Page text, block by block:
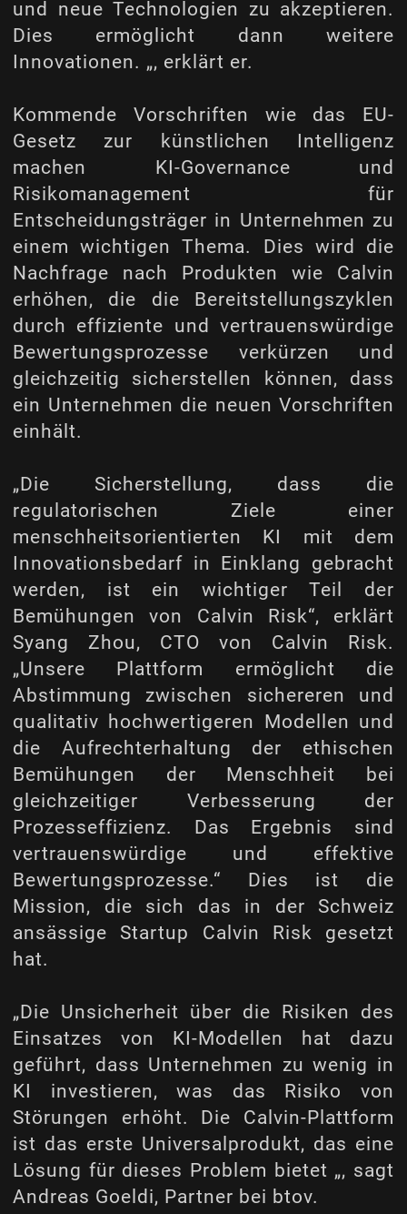
und neue Technologien zu akzeptieren.
Dies ermöglicht dann weitere
Innovationen. „, erklärt er.
Kommende Vorschriften wie das EU-
Gesetz zur künstlichen Intelligenz
machen KI-Governance und
Risikomanagement für
Entscheidungsträger in Unternehmen zu
einem wichtigen Thema. Dies wird die
Nachfrage nach Produkten wie Calvin
erhöhen, die die Bereitstellungszyklen
durch effiziente und vertrauenswürdige
Bewertungsprozesse verkürzen und
gleichzeitig sicherstellen können, dass
ein Unternehmen die neuen Vorschriften
einhält.
„Die Sicherstellung, dass die
regulatorischen Ziele einer
menschheitsorientierten KI mit dem
Innovationsbedarf in Einklang gebracht
werden, ist ein wichtiger Teil der
Bemühungen von Calvin Risk“, erklärt
Syang Zhou, CTO von Calvin Risk.
„Unsere Plattform ermöglicht die
Abstimmung zwischen sichereren und
qualitativ hochwertigeren Modellen und
die Aufrechterhaltung der ethischen
Bemühungen der Menschheit bei
gleichzeitiger Verbesserung der
Prozesseffizienz. Das Ergebnis sind
vertrauenswürdige und effektive
Bewertungsprozesse.“ Dies ist die
Mission, die sich das in der Schweiz
ansässige Startup Calvin Risk gesetzt
hat.
„Die Unsicherheit über die Risiken des
Einsatzes von KI-Modellen hat dazu
geführt, dass Unternehmen zu wenig in
KI investieren, was das Risiko von
Störungen erhöht. Die Calvin-Plattform
ist das erste Universalprodukt, das eine
Lösung für dieses Problem bietet „, sagt
Andreas Goeldi, Partner bei btov.